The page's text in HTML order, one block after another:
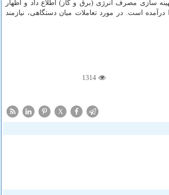
سازی مصرف انرژی (برق و گاز) اطلاع داد و اظهار
است. در مورد تعاملات میان دستگاهی، نیازمند
1314
X